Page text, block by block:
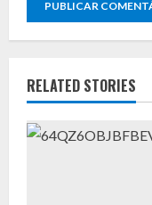
RELATED STORIES